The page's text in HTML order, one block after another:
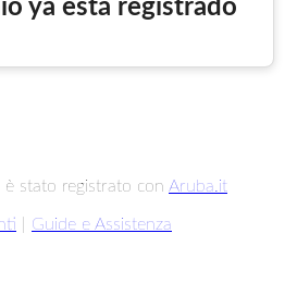
ya está registrado
stato registrato con Aruba.it
Guide e Assistenza